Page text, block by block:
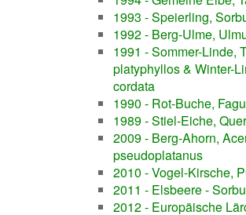
1993 - Speierling,
1992 - Berg-Ulme,
1991 - Sommer-Linde,
platyphyllos & Winter-
cordata
1990 - Rot-Buche,
1989 - Stiel-Eiche,
2009 - Berg-Ahorn,
pseudoplatanus
2010 - Vogel-Kirsche,
2011 - Elsbeere -
2012 - Europäische